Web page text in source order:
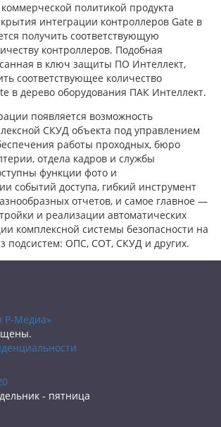
коммерческой политикой продукта
интеграции контроллеров Gate в
получить соответствующую
контроллеров. Подобная
в ключ защиты ПО Интеллект,
соответствующее количество
в дерево оборудования ПАК Интеллект.
появляется возможность
СКУД объекта под управлением
работы проходных, бюро
отдела кадров и службы
функции фото и
событий доступа, гибкий инструмент
отчетов, и самое главное —
и реализации автоматических
комплексной системы безопасности на
подсистем: ОПС, СОТ, СКУД и других.
Р-Медиа»
- пятница